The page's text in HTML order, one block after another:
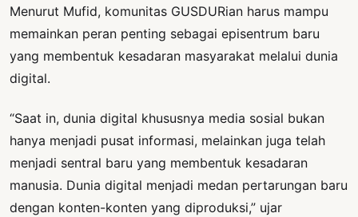
Menurut Mufid, komunitas GUSDURian harus mampu
memainkan peran penting sebagai episentrum baru
yang membentuk kesadaran masyarakat melalui dunia
digital.
“Saat in, dunia digital khususnya media sosial bukan
hanya menjadi pusat informasi, melainkan juga telah
menjadi sentral baru yang membentuk kesadaran
manusia. Dunia digital menjadi medan pertarungan baru
dengan konten-konten yang diproduksi,” ujar